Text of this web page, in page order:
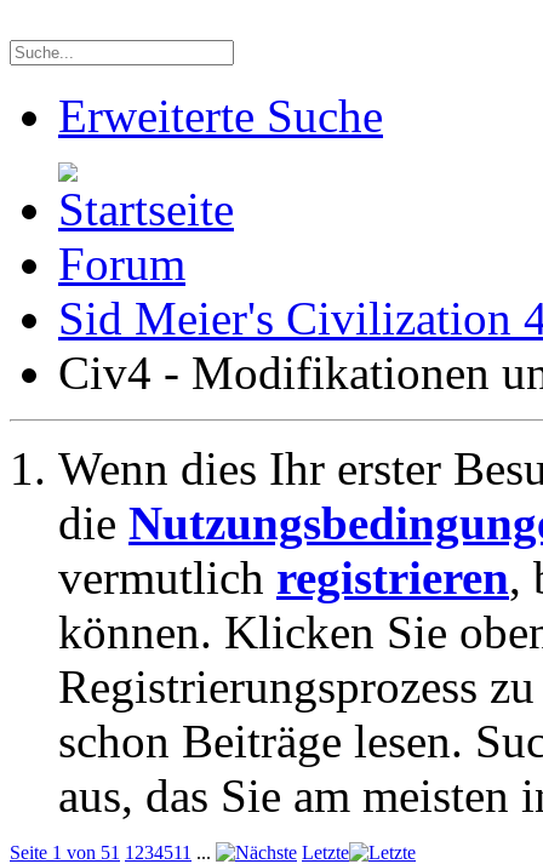
Erweiterte Suche
Forum
Sid Meier's Civilization
Civ4 - Modifikationen
Wenn dies Ihr erster
die
vermutlich registrieren,
können. Klicken Sie
Registrierungsprozess
schon Beiträge lesen.
aus, das Sie am meisten
Seite 1 von 51 1 234511 ... Letzte